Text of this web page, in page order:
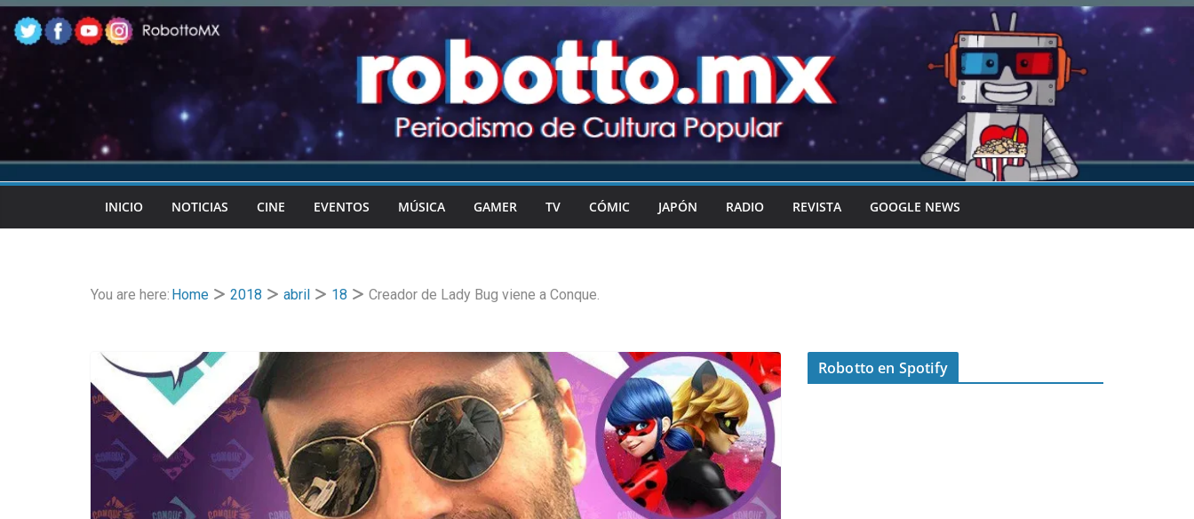
Skip
to
content
INICIO NOTICIAS CINE EVENTOS MÚSICA GAMER TV CÓMIC JAPÓN RADIO REVISTA GOOGLE NEWS
You are here: Home 2018 abril 18 Creador de Lady Bug viene a Conque.
Robotto en Spotify